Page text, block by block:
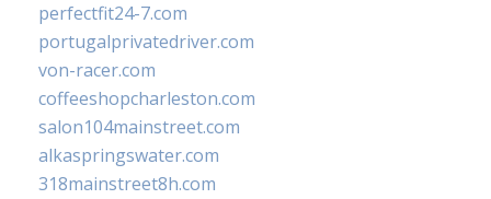
perfectfit24-7.com
portugalprivatedriver.com
von-racer.com
coffeeshopcharleston.com
salon104mainstreet.com
alkaspringswater.com
318mainstreet8h.com